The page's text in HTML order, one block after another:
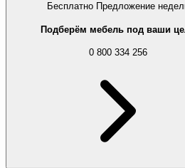
Бесплатно Предложение
Подберём мебель под ваши
0 800 334 256